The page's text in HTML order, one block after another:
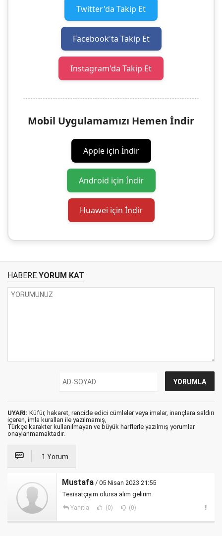
Twitter'da Takip Et
Facebook'ta Takip Et
Instagram'da Takip Et
Mobil Uygulamamızı Hemen İndir
Apple için İndir
Android için İndir
Huawei için İndir
HABERE YORUM KAT
UYARI: Küfür, hakaret, rencide edici cümleler veya imalar, inançlara saldırı
içeren, imla kuralları ile yazılmamış,
Türkçe karakter kullanılmayan ve büyük harflerle yazılmış yorumlar
onaylanmamaktadır.
1 Yorum
Mustafa / 05 Nisan 2023 21:55
Tesisatçıyım olursa alım gelirim
Yanıtla (0) (0)